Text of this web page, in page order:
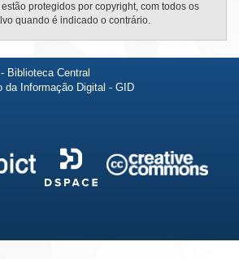
protegidos por copyright, com todos os
quando é indicado o contrário.
Biblioteca Central
da Informação Digital - GID